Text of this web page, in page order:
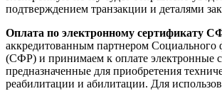
подтверждением транзакции и деталями
Оплата по электронному сертификату
аккредитованным партнером Социального
(СФР) и принимаем к оплате электронные
предназначенные для приобретения
реабилитации и абилитации. Для